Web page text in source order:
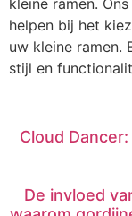
helpen bij het
uw kleine ramen.
stijl en
Cloud
De invloed